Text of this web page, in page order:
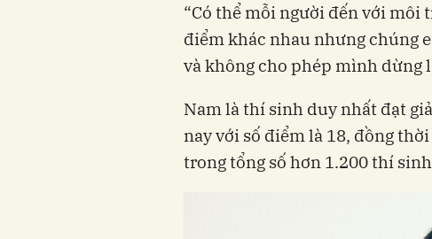
“Có thể mỗi người đến với môi
điểm khác nhau nhưng chúng
và không cho phép mình dừng
Nam là thí sinh duy nhất đạt
nay với số điểm là 18, đồng
trong tổng số hơn 1.200 thí